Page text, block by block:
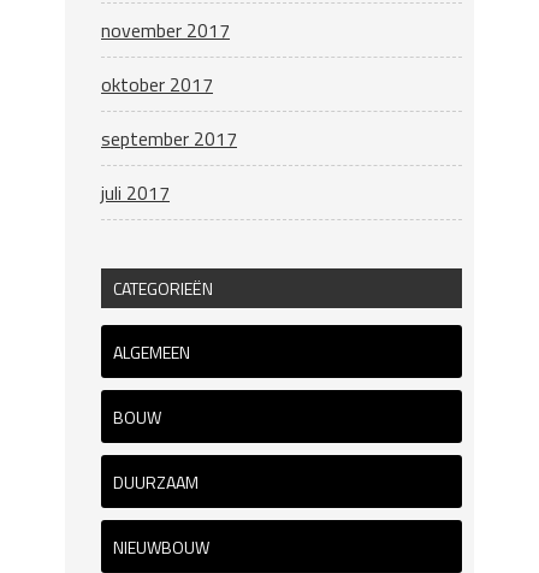
november 2017
oktober 2017
september 2017
juli 2017
CATEGORIEËN
ALGEMEEN
BOUW
DUURZAAM
NIEUWBOUW